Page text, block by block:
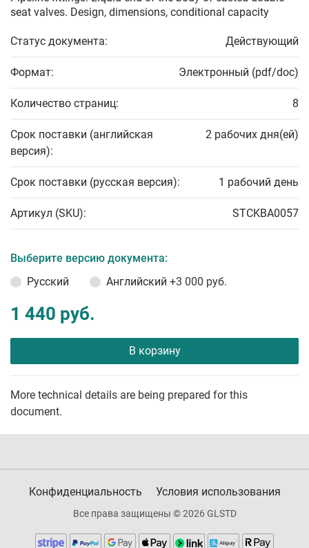
seat valves. Design, dimensions, conditional capacity
Статус документа: Действующий
Формат: Электронный (pdf/doc)
Количество страниц: 8
Срок поставки (английская
версия):
2 рабочих дня(ей)
Срок поставки (русская версия): 1 рабочий день
Артикул (SKU): STCKBA0057
Выберите версию документа:
Русский
Английский +3 000 руб.
1 440 руб.
В корзину
More technical details are being prepared for this
document.
Конфиденциальность Условия использования
Все права защищены © 2026 GLSTD